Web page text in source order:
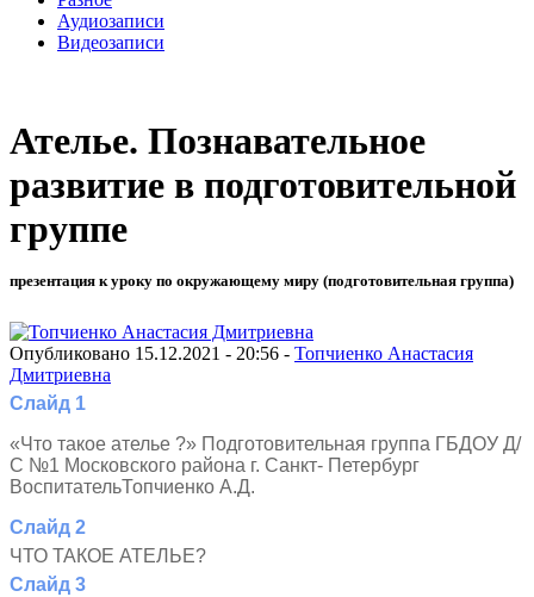
Аудиозаписи
Видеозаписи
Ателье. Познавательное
развитие в подготовительной
группе
презентация к уроку по окружающему миру (подготовительная группа)
Опубликовано 15.12.2021 - 20:56 - Топчиенко Анастасия
Дмитриевна
Слайд 1
«Что такое ателье ?» Подготовительная группа ГБДОУ Д/
С №1 Московского района г. Санкт- Петербург
ВоспитательТопчиенко А.Д.
Слайд 2
ЧТО ТАКОЕ АТЕЛЬЕ?
Слайд 3